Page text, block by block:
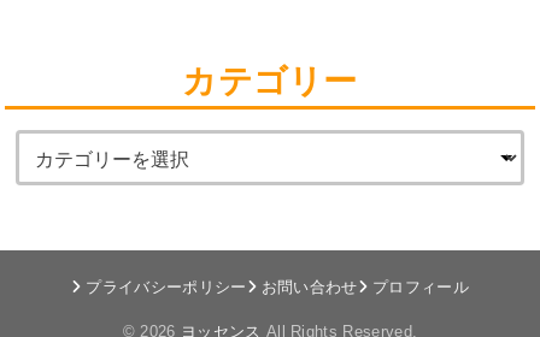
カテゴリー
プライバシーポリシー お問い合わせ プロフィール
© 2026 ヨッセンス All Rights Reserved.